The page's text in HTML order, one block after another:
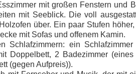
mit großen Fenstern und
mit Seeblick. Die voll
über. Ein paar Stufen
mit Sofas und offenem Kamin.
Schlafzimmern: ein Schlafzimmer
Doppelbett, 2 Badezimmer (eines
(gegen Aufpreis)).